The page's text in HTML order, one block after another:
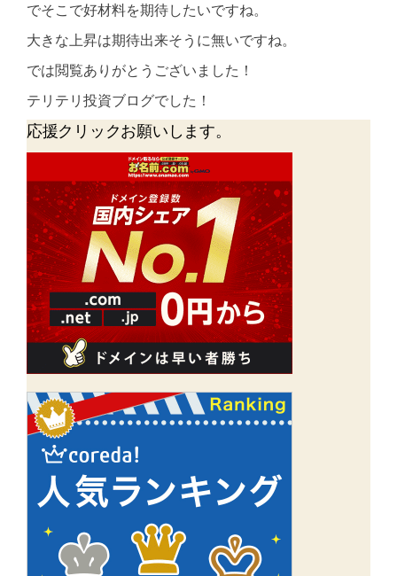
でそこで好材料を期待したいですね。
大きな上昇は期待出来そうに無いですね。
では閲覧ありがとうございました！
テリテリ投資ブログでした！
応援クリックお願いします。